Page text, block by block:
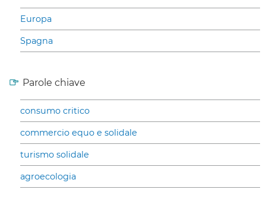
Europa
Spagna
Parole chiave
consumo critico
commercio equo e solidale
turismo solidale
agroecologia